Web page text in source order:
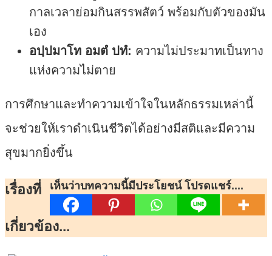
กาลเวลาย่อมกินสรรพสัตว์ พร้อมกับตัวของมัน
เอง
อปฺปมาโท อมตํ ปทํ: ความไม่ประมาทเป็นทาง
แห่งความไม่ตาย
การศึกษาและทำความเข้าใจในหลักธรรมเหล่านี้
จะช่วยให้เราดำเนินชีวิตได้อย่างมีสติและมีความ
สุขมากยิ่งขึ้น
เห็นว่าบทความนี้มีประโยชน์ โปรดแชร์....
เรื่องที่
เกี่ยวข้อง...